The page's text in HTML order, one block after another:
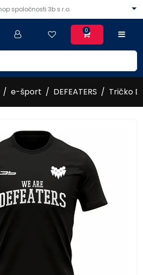
spoločnosti 3b s.r.o.
0
e-šport DEFEATERS Tričko